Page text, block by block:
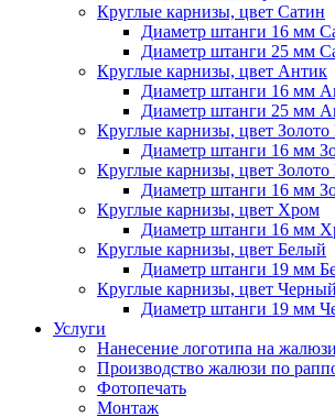
Круглые карнизы, цвет Сатин
Диаметр штанги 16 мм
Диаметр штанги 25 мм
Круглые карнизы, цвет Антик
Диаметр штанги 16 мм
Диаметр штанги 25 мм
Круглые карнизы, цвет Золото
Диаметр штанги 16 мм
Круглые карнизы, цвет
Диаметр штанги 16 мм
Круглые карнизы, цвет Хром
Диаметр штанги 16 мм
Круглые карнизы, цвет Белый
Диаметр штанги 19 мм
Круглые карнизы, цвет Черный
Диаметр штанги 19 мм
Услуги
Нанесение логотипа на жалюзи
Производство жалюзи по
Фотопечать
Монтаж